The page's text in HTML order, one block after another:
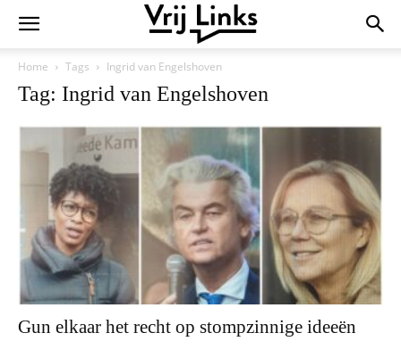
Home Tags Ingrid van Engelshoven
Tag: Ingrid van Engelshoven
Gun elkaar het recht op stompzinnige ideeën